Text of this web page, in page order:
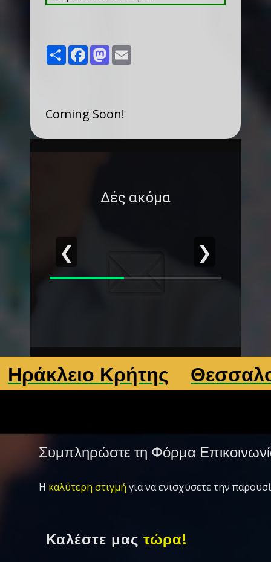
Share FacebookMastodon
Coming Soon!
Δές ακόμα
❮ ❯
Κρήτης Θεσσαλονίκη
Συμπληρώστε τη Φόρμα
Η καλύτερη στιγμή για να ενισχύσετε την
Καλέστε μας τώρα!